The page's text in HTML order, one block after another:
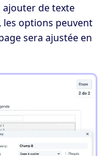
ajouter de texte
les options peuvent
sera ajustée en